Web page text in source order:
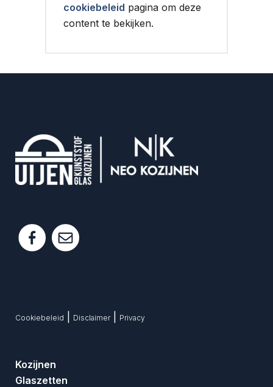
cookiebeleid pagina om deze
content te bekijken.
Cookiebeleid Disclaimer Privacy
Kozijnen
Glaszetten